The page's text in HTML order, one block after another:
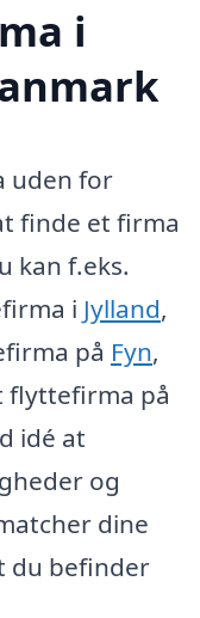
i
uden for
finde et firma
kan f.eks.
i Jylland,
på Fyn,
flyttefirma på
idé at
og
dine
du befinder